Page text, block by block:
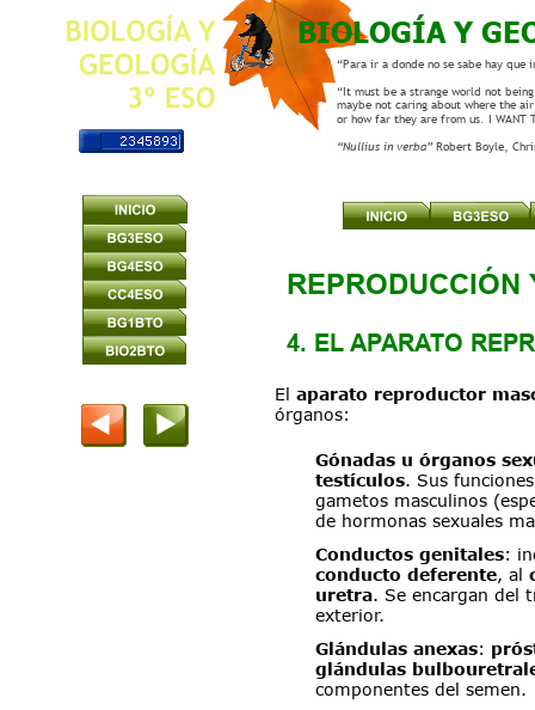
BIOLOGÍA Y
4. EL APARATO
El aparato reproductor
órganos:
Gónadas u órganos
testículos. Sus
gametos masculinos
de hormonas sexuales
Conductos genitales:
conducto deferente, al
uretra. Se encargan del
exterior.
Glándulas anexas:
glándulas
componentes del semen.
“Para ir a donde no se sabe hay que
“It must be a strange world not
maybe not caring about where the
or how far they are from us. I WANT
“Nullius in verba” Robert Boyle,